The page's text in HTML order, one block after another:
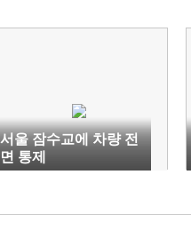
서울 잠수교에 차량 전
면 통제